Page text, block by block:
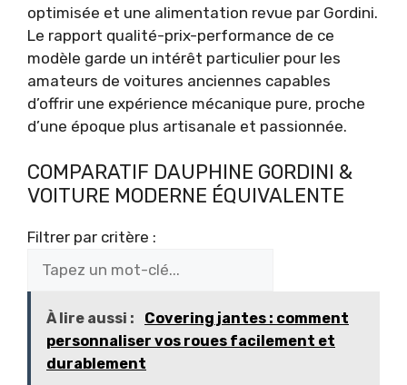
optimisée et une alimentation revue par Gordini.
Le rapport qualité-prix-performance de ce
modèle garde un intérêt particulier pour les
amateurs de voitures anciennes capables
d’offrir une expérience mécanique pure, proche
d’une époque plus artisanale et passionnée.
COMPARATIF DAUPHINE GORDINI &
VOITURE MODERNE ÉQUIVALENTE
Filtrer par critère :
À lire aussi :
Covering jantes : comment
personnaliser vos roues facilement et
durablement